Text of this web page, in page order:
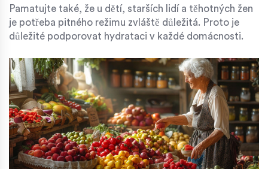
Pamatujte také, že u dětí, starších lidí a těhotných žen
je potřeba pitného režimu zvláště důležitá. Proto je
důležité podporovat hydrataci v každé domácnosti.